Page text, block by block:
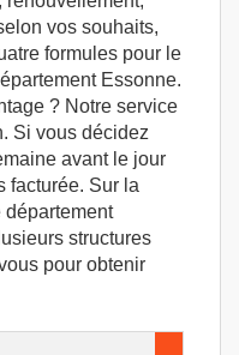
vos souhaits,
formules pour le
Essonne.
? Notre service
Si vous décidez
avant le jour
facturée. Sur la
département
structures
pour obtenir